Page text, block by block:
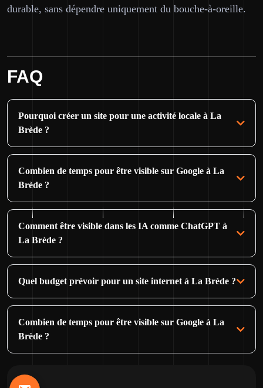
durable, sans dépendre uniquement du bouche-à-oreille.
FAQ
Pourquoi créer un site pour une activité locale à La
Brède ?
Combien de temps pour être visible sur Google à La
Brède ?
Comment être visible dans les IA comme ChatGPT à
La Brède ?
Quel budget prévoir pour un site internet à La Brède ?
Combien de temps pour être visible sur Google à La
Brède ?